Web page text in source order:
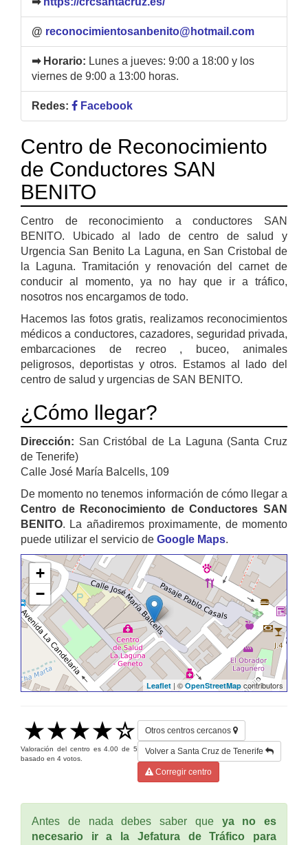
@ reconocimientosanbenito@hotmail.com
➡ Horario: Lunes a jueves: 9:00 a 18:00 y los
viernes de 9:00 a 13:00 horas.
Redes: Facebook
Centro de Reconocimiento
de Conductores SAN
BENITO
Centro de reconocimiento a conductores SAN
BENITO. Ubicado al lado de centro de salud y
Urgencia San Benito La Laguna, en San Cristobal de
la Laguna. Tramitación y renovación del carnet de
conducir al momento, ya no hay que ir a tráfico,
nosotros nos encargamos de todo.
Hacemos las fotos gratis, realizamos reconocimientos
médicos a conductores, cazadores, seguridad privada,
embarcaciones de recreo , buceo, animales
peligrosos, deportistas y otros. Estamos al lado del
centro de salud y urgencias de SAN BENITO.
¿Cómo llegar?
Dirección: San Cristóbal de La Laguna (Santa Cruz
de Tenerife)
Calle José María Balcells, 109
De momento no tenemos información de cómo llegar a
Centro de Reconocimiento de Conductores SAN
BENITO. La añadiremos proximamente, de momento
puede utilizar el servicio de Google Maps.
+
−
Leaflet | ©OpenStreetMap contributors
Valoración del centro es4.00 de5
basado en 4 votos.
Otros centros cercanos
Volver a Santa Cruz de Tenerife
Corregir centro
Antes de nada debes saber que ya no es
necesario ir a la Jefatura de Tráfico para